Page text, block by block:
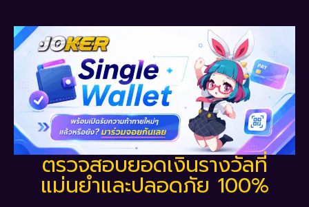
ตรวจสอบยอดเงินรางวัลที่
แม่นยำและปลอดภัย 100%